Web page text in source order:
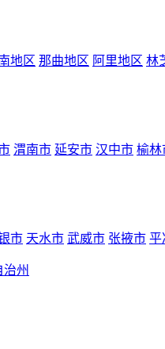
地区 那曲地区 阿里地区 林
渭南市 延安市 汉中市 榆林
市 天水市 武威市 张掖市 平
州